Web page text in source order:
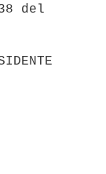
del